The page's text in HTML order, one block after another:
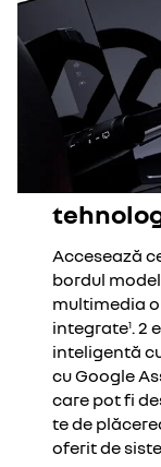
Accesează
bordul
multimedia
integrate1. 2
inteligentă
cu Google
care pot fi
te de
oferit de